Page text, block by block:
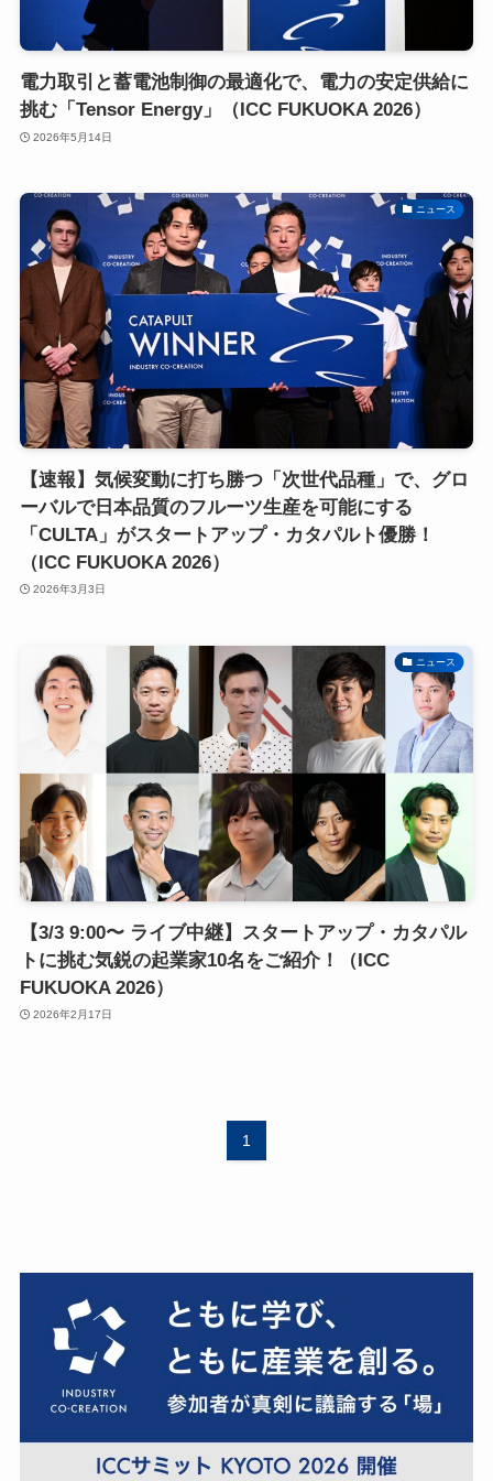
電力取引と蓄電池制御の最適化で、電力の安定供給に
挑む「Tensor Energy」（ICC FUKUOKA 2026）
2026年5月14日
ニュース
【速報】気候変動に打ち勝つ「次世代品種」で、グロ
ーバルで日本品質のフルーツ生産を可能にする
「CULTA」がスタートアップ・カタパルト優勝！
（ICC FUKUOKA 2026）
2026年3月3日
ニュース
【3/3 9:00〜 ライブ中継】スタートアップ・カタパル
トに挑む気鋭の起業家10名をご紹介！（ICC
FUKUOKA 2026）
2026年2月17日
1